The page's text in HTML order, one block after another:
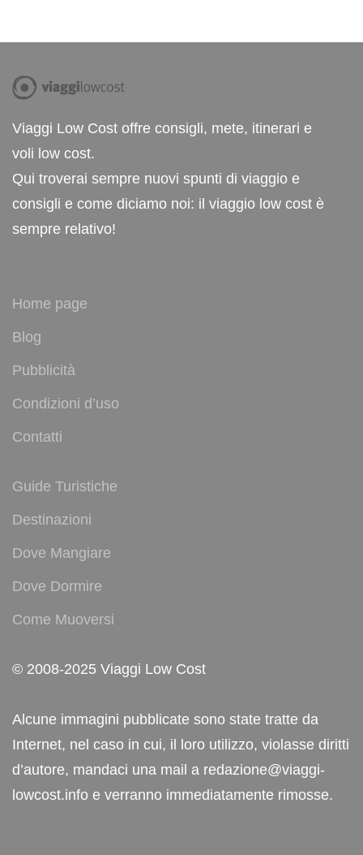
Viaggi Low Cost offre consigli, mete, itinerari e
voli low cost.
Qui troverai sempre nuovi spunti di viaggio e
consigli e come diciamo noi: il viaggio low cost è
sempre relativo!
Home page
Blog
Pubblicità
Condizioni d’uso
Contatti
Guide Turistiche
Destinazioni
Dove Mangiare
Dove Dormire
Come Muoversi
© 2008-2025 Viaggi Low Cost
Alcune immagini pubblicate sono state tratte da
Internet, nel caso in cui, il loro utilizzo, violasse diritti
d’autore, mandaci una mail a redazione@viaggi-
lowcost.info e verranno immediatamente rimosse.